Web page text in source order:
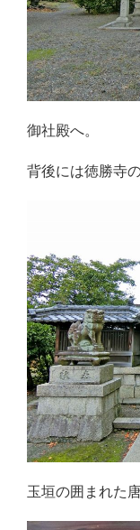
御社殿へ。
背後には徳勝寺
玉垣の囲まれた